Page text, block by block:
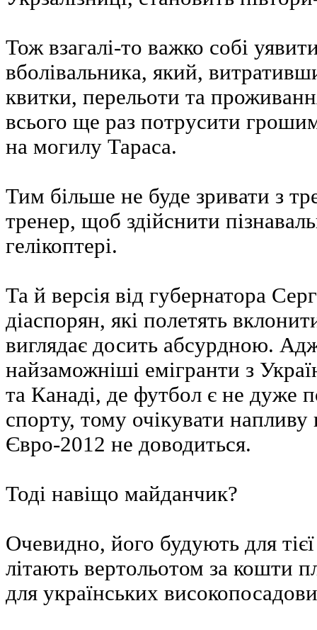
Тож взагалі-то важко собі
вболівальника, який,
квитки, перельоти та
всього ще раз потрусити
на могилу Тараса.
Тим більше не буде зривати з
тренер, щоб здійснити
гелікоптері.
Та й версія від губернатора
діаспорян, які полетять
виглядає досить абсурдною.
найзаможніші емігранти з
та Канаді, де футбол є не дуже
спорту, тому очікувати
Євро-2012 не доводиться.
Тоді навіщо майданчик?
Очевидно, його будують для тієї
літають вертольотом за кошти
для українських